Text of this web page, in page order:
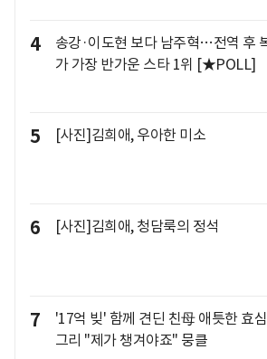
4
송강·이도현 보다 남주혁…전역 후
가 가장 반가운 스타 1위 [★POLL]
5 [사진]김희애, 우아한 미소
6 [사진]김희애, 청담룩의 정석
7
'17억 빚' 함께 견딘 친母 애틋한 효
그리 "제가 챙겨야죠" 뭉클